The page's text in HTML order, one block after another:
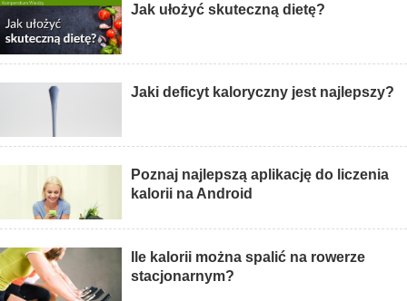
Jak ułożyć skuteczną dietę?
Jaki deficyt kaloryczny jest najlepszy?
Poznaj najlepszą aplikację do liczenia
kalorii na Android
Ile kalorii można spalić na rowerze
stacjonarnym?